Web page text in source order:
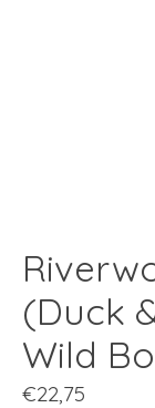
(Duck
Wild
€22,75